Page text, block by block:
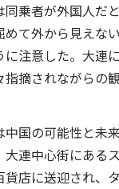
同乗者が外国人だ
て外から見えな
注意した。大連
摘されながらの
中国の可能性と未
大連中心街にある
貨店に送迎され、